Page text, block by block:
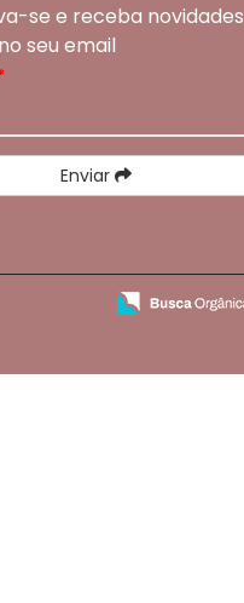
se e receba novidades
seu email
Enviar